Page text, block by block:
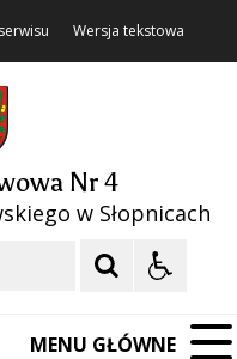
Wersja tekstowa
Nr 4
w Słopnicach
MENU GŁÓWNE